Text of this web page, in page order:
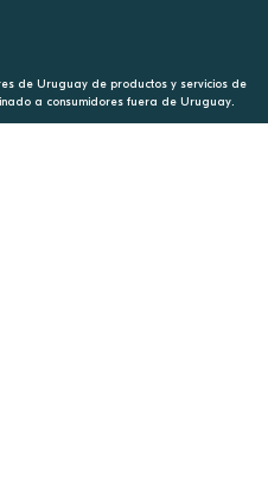
de Uruguay de productos y servicios de
a consumidores fuera de Uruguay.